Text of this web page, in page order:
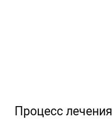
Процесс лечения